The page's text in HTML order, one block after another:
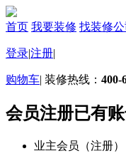
首页 我要装修 找装修公
登录|注册|
购物车| 装修热线： 400-
会员注册已有
业主会员 （注册）